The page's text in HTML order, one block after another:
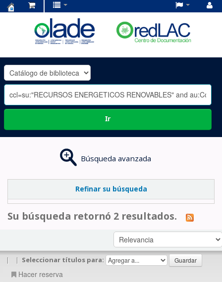
OLADE
-
Ir
Búsqueda avanzada
Refinar su búsqueda
Su búsqueda retornó 2 resultados.
| | Seleccionar títulos para:
Hacer reserva